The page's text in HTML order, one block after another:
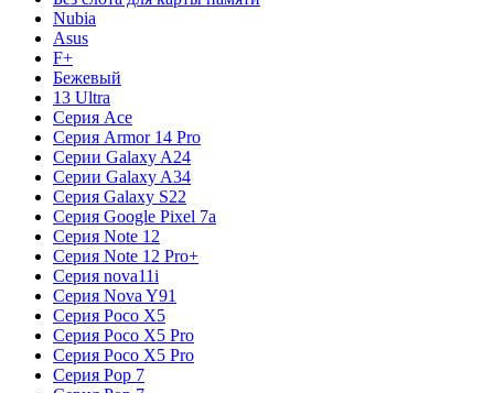
Nubia
Asus
F+
Бежевый
13 Ultra
Серия Ace
Серия Armor 14 Pro
Серии Galaxy A24
Серии Galaxy A34
Серия Galaxy S22
Серия Google Pixel 7a
Серия Note 12
Серия Note 12 Pro+
Серия nova11i
Серия Nova Y91
Серия Poco X5
Серия Poco X5 Pro
Серия Poco X5 Pro
Серия Pop 7